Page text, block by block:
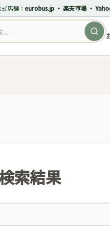
店舗： eurobus.jp ・ 楽天市場 ・
索結果